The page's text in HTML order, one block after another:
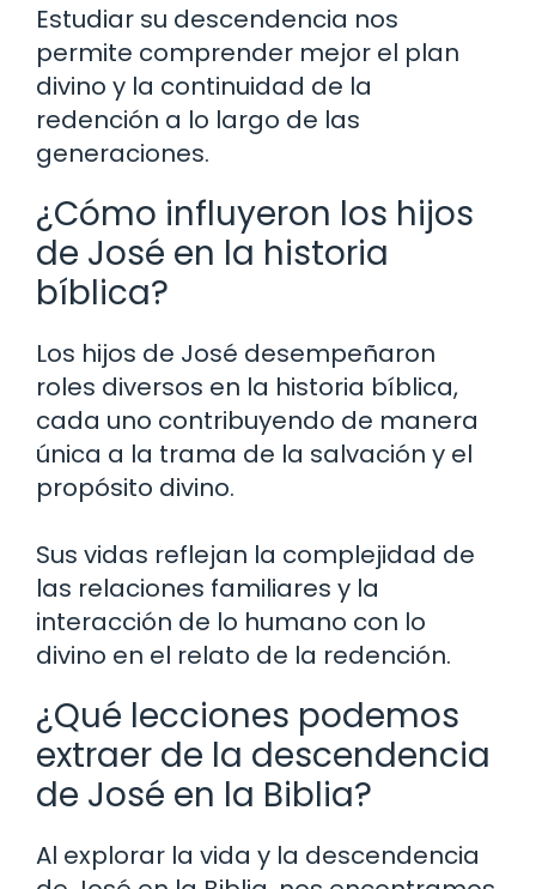
Estudiar su descendencia nos
permite comprender mejor el plan
divino y la continuidad de la
redención a lo largo de las
generaciones.
¿Cómo influyeron los hijos
de José en la historia
bíblica?
Los hijos de José desempeñaron
roles diversos en la historia bíblica,
cada uno contribuyendo de manera
única a la trama de la salvación y el
propósito divino.
Sus vidas reflejan la complejidad de
las relaciones familiares y la
interacción de lo humano con lo
divino en el relato de la redención.
¿Qué lecciones podemos
extraer de la descendencia
de José en la Biblia?
Al explorar la vida y la descendencia